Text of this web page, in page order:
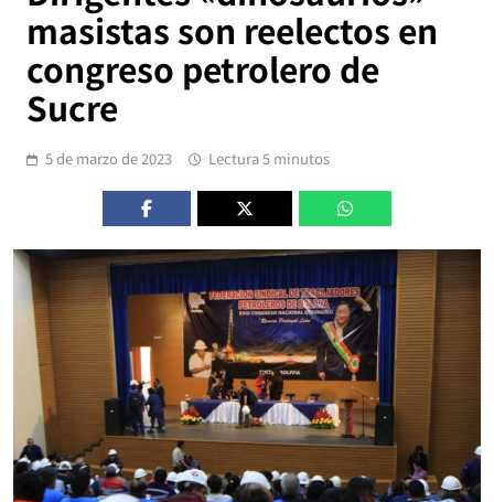
masistas son reelectos en
congreso petrolero de
Sucre
5 de marzo de 2023 Lectura 5 minutos